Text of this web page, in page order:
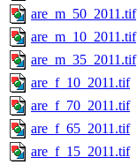
are_m_50_2011.tif
are_m_10_2011.tif
are_m_35_2011.tif
are_f_10_2011.tif
are_f_70_2011.tif
are_f_65_2011.tif
are_f_15_2011.tif